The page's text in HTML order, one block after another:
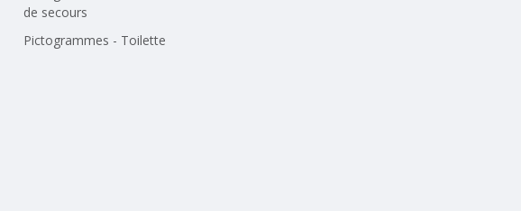
de secours
Pictogrammes - Toilette